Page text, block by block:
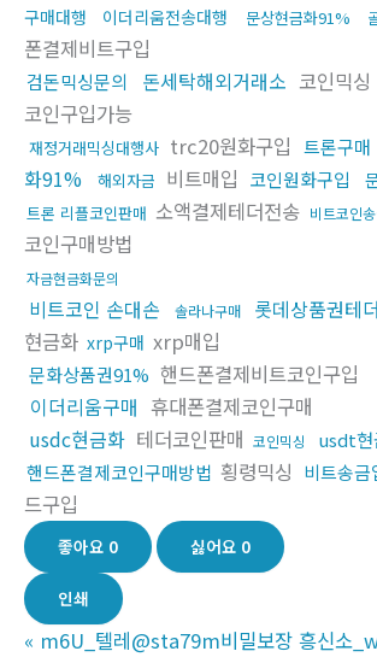
구매대행
이더리움전송대행 문상현금화91%
폰결제비트구입
검돈믹싱문의 돈세탁해외거래소 코인믹싱
코인구입가능
재정거래믹싱대행사 trc20원화구입 트론구매
화91%
해외자금 비트매입 코인원화구입
트론 리플코인판매 소액결제테더전송 비트코인
코인구매방법
자금현금화문의
비트코인 손대손 솔라나구매 롯데상품권테
현금화 xrp구매 xrp매입
문화상품권91% 핸드폰결제비트코인구입
이더리움구매 휴대폰결제코인구매
usdc현금화 테더코인판매 코인믹싱
usdt현
핸드폰결제코인구매방법 횡령믹싱 비트송금
드구입
좋아요 0 싫어요 0
인쇄
« m6U_텔레@sta79m비밀보장 흥신소